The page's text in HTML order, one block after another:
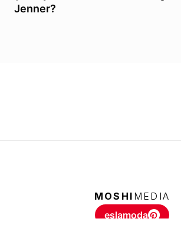
Jenner?
MOSHI MEDIA
eslamoda